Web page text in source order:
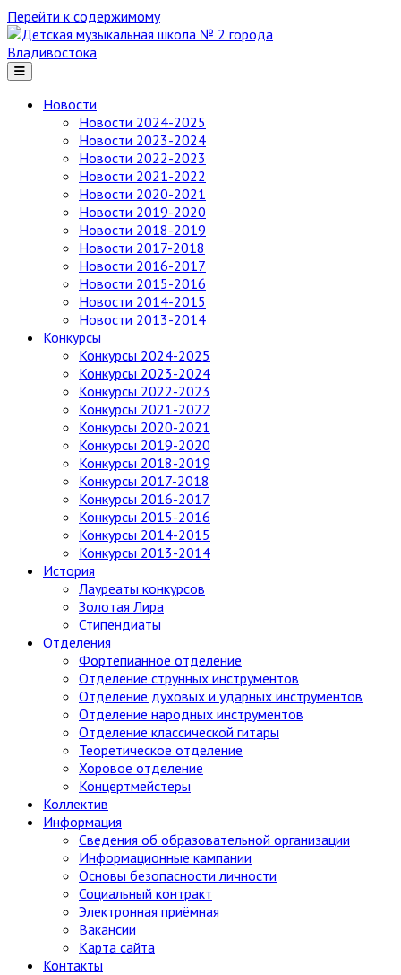
Перейти к содержимому
Детская
музыкальная
школа
города
Владивостока
Новости
Новости 2024-2025
Новости 2023-2024
Новости 2022-2023
Новости 2021-2022
Новости 2020-2021
Новости 2019-2020
Новости 2018-2019
Новости 2017-2018
Новости 2016-2017
Новости 2015-2016
Новости 2014-2015
Новости 2013-2014
Конкурсы
Конкурсы 2024-2025
Конкурсы 2023-2024
Конкурсы 2022-2023
Конкурсы 2021-2022
Конкурсы 2020-2021
Конкурсы 2019-2020
Конкурсы 2018-2019
Конкурсы 2017-2018
Конкурсы 2016-2017
Конкурсы 2015-2016
Конкурсы 2014-2015
Конкурсы 2013-2014
История
Лауреаты конкурсов
Золотая Лира
Стипендиаты
Отделения
Фортепианное отделение
Отделение струнных инструментов
Отделение духовых и ударных инструментов
Отделение народных инструментов
Отделение классической гитары
Теоретическое отделение
Хоровое отделение
Концертмейстеры
Коллектив
Информация
Сведения об образовательной организации
Информационные кампании
Основы безопасности личности
Социальный контракт
Электронная приёмная
Вакансии
Карта сайта
Контакты